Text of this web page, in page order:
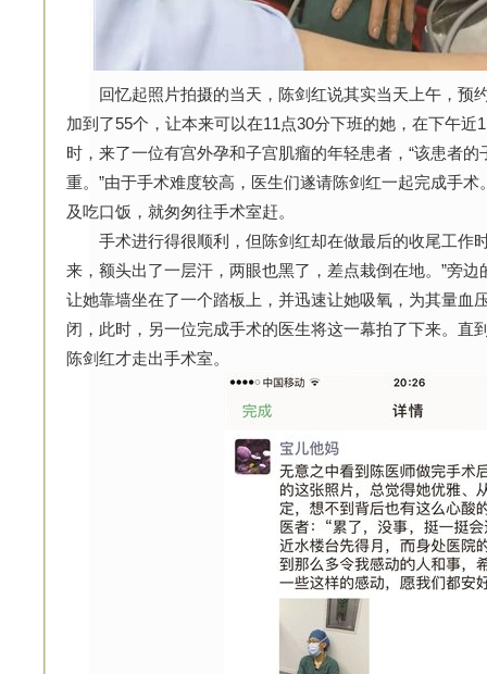
回忆起照片拍摄的当天，陈剑红说其实当天上午，预
加到了55个，让本来可以在11点30分下班的她，在下午
时，来了一位有宫外孕和子宫肌瘤的年轻患者，“该患者
重。”由于手术难度较高，医生们遂请陈剑红一起完成手
及吃口饭，就匆匆往手术室赶。
手术进行得很顺利，但陈剑红却在做最后的收尾工作
来，额头出了一层汗，两眼也黑了，差点栽倒在地。”旁
让她靠墙坐在了一个踏板上，并迅速让她吸氧，为其量血
闭，此时，另一位完成手术的医生将这一幕拍了下来。直
陈剑红才走出手术室。